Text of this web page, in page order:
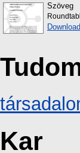
Szöveg
Kar